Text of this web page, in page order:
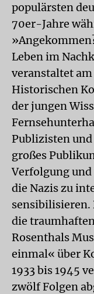
populärsten
70er-Jahre
Leben im
veranstaltet
Historischen
der jungen
Publizisten
großes
Verfolgung
die Nazis zu
sensibilisieren.
die
Rosenthals
einmal« über
1933 bis 1945
zwölf Folgen